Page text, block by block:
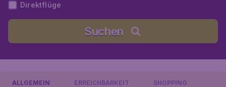
Direktflüge
Suchen
ALLGEMEIN ERREICHBARKEIT SHOPPING